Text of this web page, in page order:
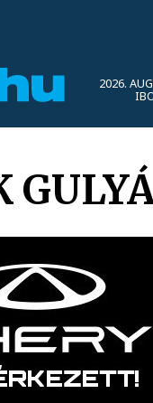
2026.